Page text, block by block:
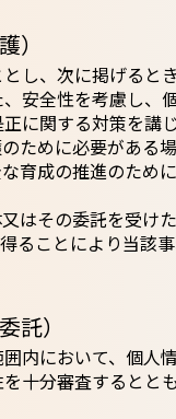
）
し、次に掲げると
安全性を考慮し、
に関する対策を講じ
ために必要がある
育成の推進のため
はその委託を受け
ることにより当該
託）
内において、個人
十分審査すると